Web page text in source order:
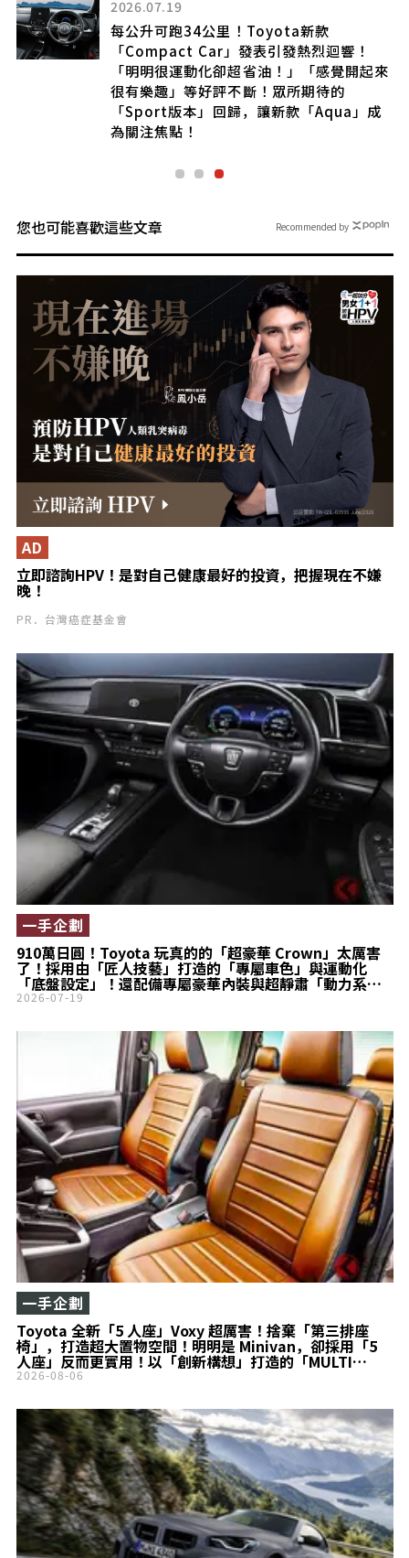
2026.07.19
每公升可跑34公里！Toyota新款
「Compact Car」發表引發熱烈迴響！
「明明很運動化卻超省油！」「感覺開起來
很有樂趣」等好評不斷！眾所期待的
「Sport版本」回歸，讓新款「Aqua」成
為關注焦點！
您也可能喜歡這些文章
立即諮詢HPV！是對自己健康最好的投資，把握現在不嫌
晚！
AD
PR．台灣癌症基金會
910萬日圓！Toyota 玩真的的「超豪華 Crown」太厲害
了！採用由「匠人技藝」打造的「專屬車色」與運動化
「底盤設定」！還配備專屬豪華內裝與超靜肅「動力系
統」！頂級車型「THE LIMITED-MATTE METAL」到底有
一手企劃
2026-07-19
Toyota 全新「5 人座」Voxy 超厲害！捨棄「第三排座
椅」，打造超大置物空間！明明是 Minivan，卻採用「5
人座」反而更實用！以「創新構想」打造的「MULTI
UTILITY」究竟是什麼？
一手企劃
2026-08-06
Recommended by